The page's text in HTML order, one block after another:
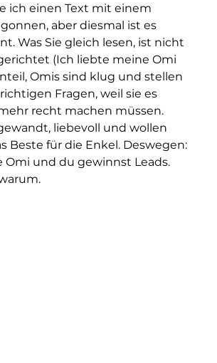
ich einen Text mit einem
aber diesmal ist es
Was Sie gleich lesen, ist nicht
(Ich liebte meine Omi
Omis sind klug und stellen
Fragen, weil sie es
recht machen müssen.
liebevoll und wollen
Beste für die Enkel. Deswegen:
Omi und du gewinnst Leads.